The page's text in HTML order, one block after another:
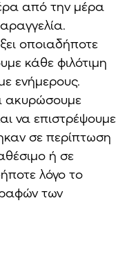
από την μέρα
οποιαδήποτε
κάθε φιλότιμη
ενήμερους.
ακυρώσουμε
να επιστρέψουμε
σε περίπτωση
ή σε
λόγο το
των